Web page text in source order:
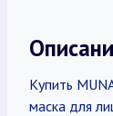
Купить
маска для